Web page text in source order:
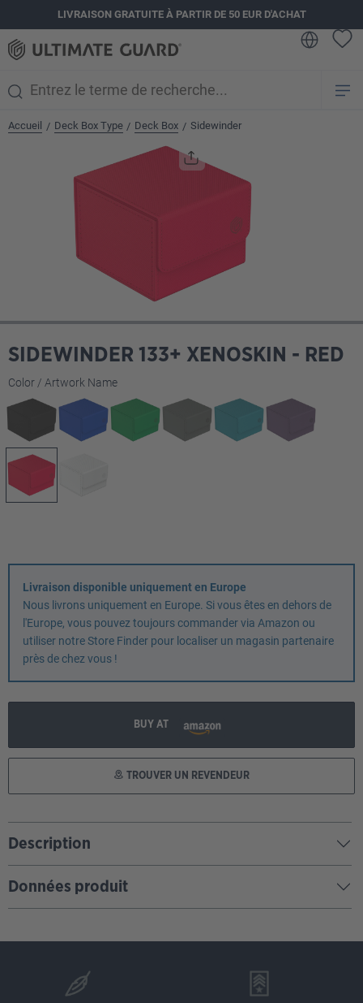
principalLIVRAISON GRATUITE À PARTIR DE 50 EUR D'ACHAT
Accueil / Deck Box Type / Deck Box / Sidewinder
SIDEWINDER 133+ XENOSKIN - RED
Sélectionnez
Color / Artwork Name
Livraison disponible uniquement en Europe
Nous livrons uniquement en Europe. Si vous êtes en dehors de
l'Europe, vous pouvez toujours commander via Amazon ou
utiliser notre Store Finder pour localiser un magasin partenaire
près de chez vous !
BUY AT
TROUVER UN REVENDEUR
Description
Données produit